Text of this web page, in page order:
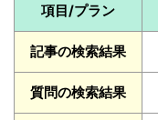
項目/プラン
記事の検索結果
質問の検索結果